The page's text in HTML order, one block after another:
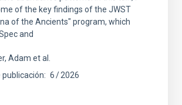
of the key findings of the JWST
of the Ancients" program, which
and
Adam et al.
publicación: 6 2026